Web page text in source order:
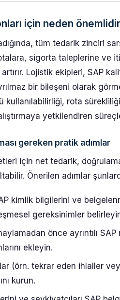
için neden önemlidir
tüm tedarik zinciri
sigorta taleplerine ve
Lojistik ekipleri, SAP
bir bileşeni olarak
kullanılabilirliği, rota
yetkilendiren
gereken pratik adımlar
için net tedarik,
Önerilen adımlar
kimlik bilgilerini ve
gereksinimler
önce ayrıntılı
ekleyin.
(örn. tekrar eden ihlaller
kurun.